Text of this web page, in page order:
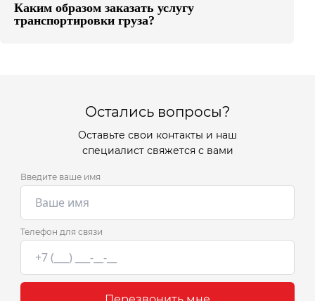
Каким образом заказать услугу
транспортировки груза?
Остались вопросы?
Оставьте свои контакты и наш
специалист свяжется с вами
Введите ваше имя
Телефон для связи